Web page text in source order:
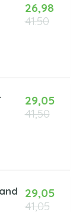
26,98
41.50
29,05
41,50
29,05
41,05